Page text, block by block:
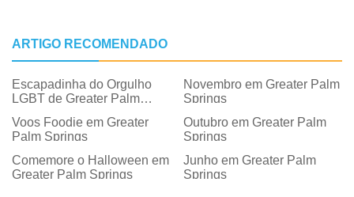
ARTIGO RECOMENDADO
Escapadinha do Orgulho
LGBT de Greater Palm
Novembro em Greater Palm
Springs
Voos Foodie em Greater
Palm Springs
Outubro em Greater Palm
Springs
Comemore o Halloween em
Greater Palm Springs
Junho em Greater Palm
Springs